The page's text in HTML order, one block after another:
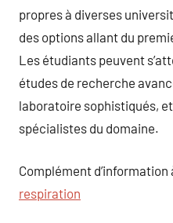
propres à diverses
des options allant du
Les étudiants peuvent
études de recherche
laboratoire sophistiqués,
spécialistes du domaine.
Complément d’information
respiration